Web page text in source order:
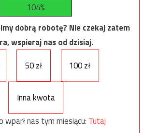
104%
dobrą robotę? Nie czekaj zatem
wspieraj nas od dzisiaj.
50 zł 100 zł
Inna kwota
wparł nas tym miesiącu: Tutaj